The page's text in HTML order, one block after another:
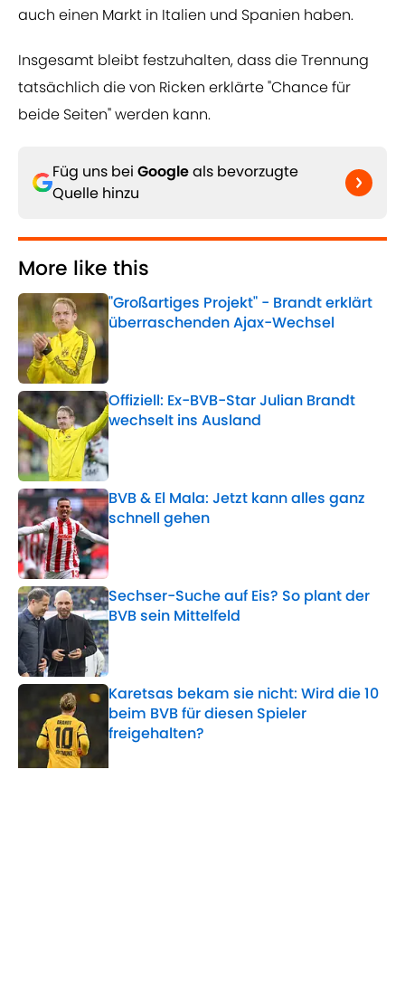
auch einen Markt in Italien und Spanien haben.
Insgesamt bleibt festzuhalten, dass die Trennung
tatsächlich die von Ricken erklärte "Chance für
beide Seiten" werden kann.
Füg uns bei Googleals bevorzugte
Quelle hinzu
More like this
"Großartiges Projekt" - Brandt erklärt
überraschenden Ajax-Wechsel
Published by on Invalid Date
Offiziell: Ex-BVB-Star Julian Brandt
wechselt ins Ausland
Published by on Invalid Date
BVB & El Mala: Jetzt kann alles ganz
schnell gehen
Published by on Invalid Date
Sechser-Suche auf Eis? So plant der
BVB sein Mittelfeld
Published by on Invalid Date
Karetsas bekam sie nicht: Wird die 10
beim BVB für diesen Spieler
freigehalten?